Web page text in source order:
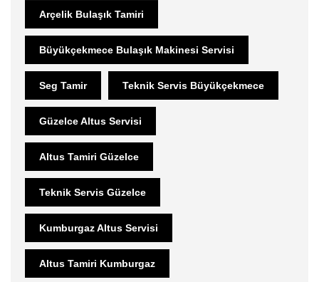
Arçelik Bulaşık Tamiri
Büyükçekmece Bulaşık Makinesi Servisi
Seg Tamir Teknik Servis Büyükçekmece
Güzelce Altus Servisi
Altus Tamiri Güzelce
Teknik Servis Güzelce
Kumburgaz Altus Servisi
Altus Tamiri Kumburgaz